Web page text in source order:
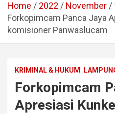
Home 2022 November
Forkopimcam Panca Jaya
komisioner Panwaslucam
KRIMINAL & HUKUM
Forkopimcam
Apresiasi